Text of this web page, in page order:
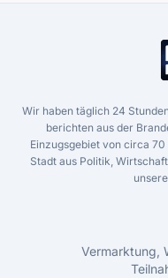
Wir haben täglich 24
berichten aus der
Einzugsgebiet von circa
Stadt aus Politik,
Vermarktung,